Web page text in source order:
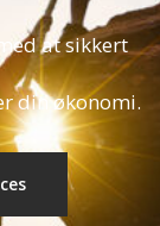
at sikkert
din økonomi.